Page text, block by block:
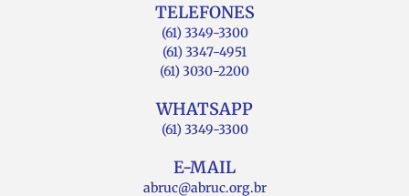
TELEFONES
(61) 3349-3300
(61) 3347-4951
(61) 3030-2200
WHATSAPP
(61) 3349-3300
E-MAIL
abruc@abruc.org.br